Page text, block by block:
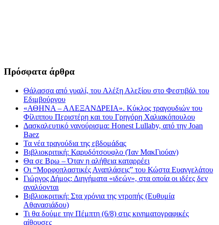
Πρόσφατα άρθρα
Θάλασσα από γυαλί, του Αλέξη Αλεξίου στο Φεστιβάλ του
Εδιμβούργου
«ΑΘΗΝΑ – ΑΛΕΞΑΝΔΡΕΙΑ». Κύκλος τραγουδιών του
Φίλιππου Περιστέρη και του Γρηγόρη Χαλιακόπουλου
Δασκαλευτικό νανούρισμα: Honest Lullaby, από την Joan
Baez
Τα νέα τραγούδια της εβδομάδας
Βιβλιοκριτική: Καρυδότσουφλο (Ίαν ΜακΓιούαν)
Θα σε Βρω – Όταν η αλήθεια καταρρέει
Οι “Μορφοπλαστικές Αναπλάσεις” του Κώστα Ευαγγελάτου
Γιώργος Δήμος: Διηγήματα «ιδεών», στα οποία οι ιδέες δεν
αναλύονται
Βιβλιοκριτική: Στα χρόνια της ντροπής (Ευθυμία
Αθανασιάδου)
Τι θα δούμε την Πέμπτη (6/8) στις κινηματογραφικές
αίθουσες